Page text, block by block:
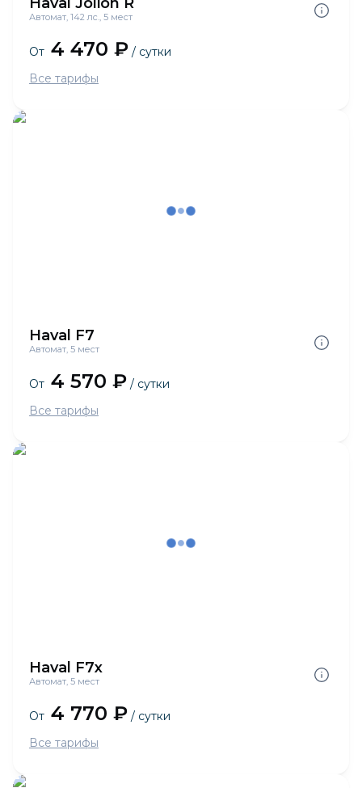
Автомат, 142 лс., 5 мест
От 4 470 ₽ / сутки
Все тарифы
Haval F7
Автомат, 5 мест
От 4 570 ₽ / сутки
Все тарифы
Haval F7x
Автомат, 5 мест
От 4 770 ₽ / сутки
Все тарифы